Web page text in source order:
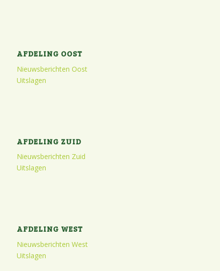
AFDELING OOST
Nieuwsberichten Oost
Uitslagen
AFDELING ZUID
Nieuwsberichten Zuid
Uitslagen
AFDELING WEST
Nieuwsberichten West
Uitslagen